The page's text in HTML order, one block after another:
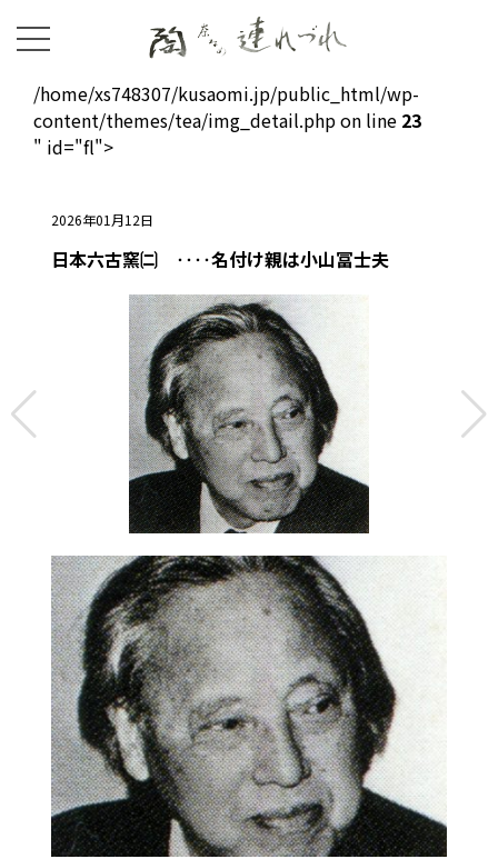
/home/xs748307/kusaomi.jp/public_html/wp-
content/themes/tea/img_detail.php on line 23
" id="fl">
2026年01月12日
日本六古窯🉂 ‥‥名付け親は小山冨士夫